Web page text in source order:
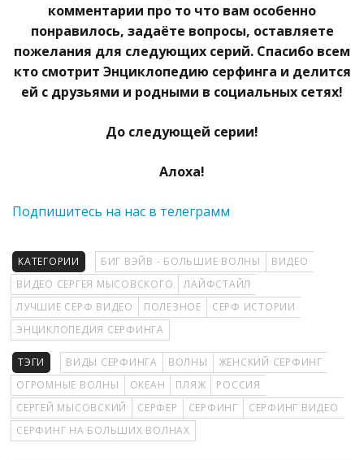
комментарии про то что вам особенно
понравилось, задаёте вопросы, оставляете
пожелания для следующих серий. Спасибо всем
кто смотрит Энциклопедию серфинга и делится
ей с друзьями и родными в социальных сетях!
До следующей серии!
Алоха!
Подпишитесь на нас в телеграмм
КАТЕГОРИИ БИГ ВЭЙВ - БОЛЬШИЕ ВОЛНЫ
ВИДЕО
ВИДЕО СЕРГЕЯ МЫСОВСКОГО
ЛАЙФСТАЙЛ
ЛУЧШИЕ СЕРФ ВИДЕО
ПОЛЕЗНОЕ
СЕРФ ИСТОРИИ
ЭНЦИКЛОПЕДИЯ СЕРФИНГА
ТЭГИ ВИДЫ СЕРФИНГА ВОЛНЫ
ЖЕНСКИЙ СЕРФИНГ
ОГРОМНЫЕ ВОЛНЫ
ОКЕАН ПЛЯЖ
РОССИЯ
СЕРГЕЙ МЫСОВСКИЙ
СЕРФЕР СЕРФИНГ
СЕРФИНГ ВИДЕО
СЕРФИНГ НА БОЛЬШИХ ВОЛНАХ